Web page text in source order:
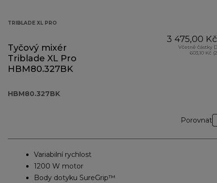
TRIBLADE XL PRO
Tyčový mixér
Triblade XL Pro
HBM80.327BK
HBM80.327BK
3 475,00 Kč
Včetně částky
603,10 Kč
Porovnat
Variabilní rychlost
1200 W motor
Body dotyku SureGrip™